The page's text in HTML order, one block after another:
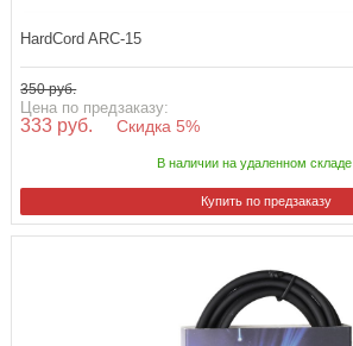
HardCord ARC-15
350 руб.
Цена по предзаказу:
333 руб. Скидка 5%
В наличии на удаленном складе
Купить по предзаказу